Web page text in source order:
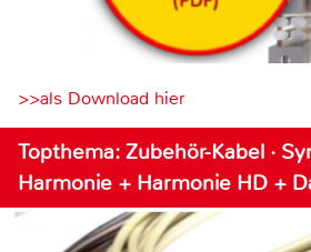
>>als Download hier
Topthema: Zubehör-Kabel ·
Harmonie + Harmonie HD +